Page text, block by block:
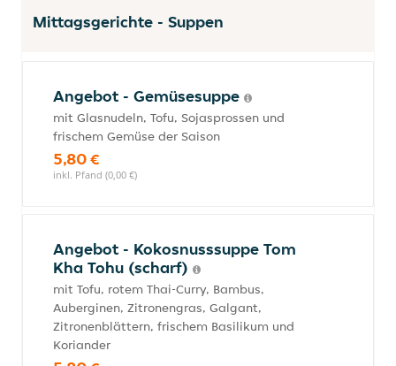
Mittagsgerichte - Suppen
Angebot - Gemüsesuppe
mit Glasnudeln, Tofu, Sojasprossen und
frischem Gemüse der Saison
5,80 €
inkl. Pfand (0,00 €)
Angebot - Kokosnusssuppe Tom
Kha Tohu (scharf)
mit Tofu, rotem Thai-Curry, Bambus,
Auberginen, Zitronengras, Galgant,
Zitronenblättern, frischem Basilikum und
Koriander